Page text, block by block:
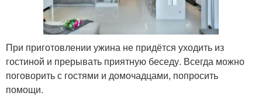
При приготовлении ужина не придётся уходить из
гостиной и прерывать приятную беседу. Всегда можно
поговорить с гостями и домочадцами, попросить
помощи.